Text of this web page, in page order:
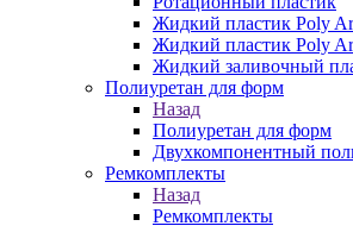
Жидкий пластик Poly
Жидкий пластик Poly
Жидкий заливочный
Полиуретан для форм
Назад
Полиуретан для форм
Двухкомпонентный
Ремкомплекты
Назад
Ремкомплекты